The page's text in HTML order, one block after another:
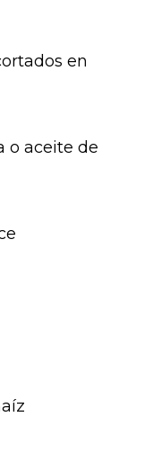
en
o aceite de